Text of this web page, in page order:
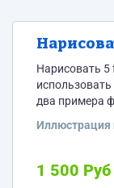
Нарисовать
два примера фигуры в fashion-
Иллюстрация
1 500 Руб